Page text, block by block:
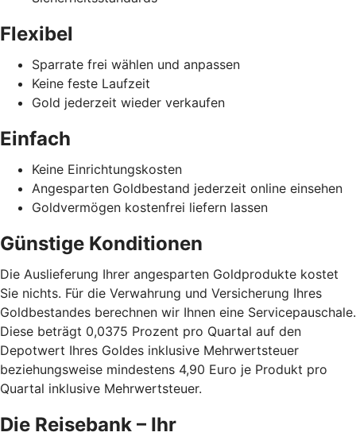
Flexibel
Sparrate frei wählen und anpassen
Keine feste Laufzeit
Gold jederzeit wieder verkaufen
Einfach
Keine Einrichtungskosten
Angesparten Goldbestand jederzeit online einsehen
Goldvermögen kostenfrei liefern lassen
Günstige Konditionen
Die Auslieferung Ihrer angesparten Goldprodukte kostet
Sie nichts. Für die Verwahrung und Versicherung Ihres
Goldbestandes berechnen wir Ihnen eine Servicepauschale.
Diese beträgt 0,0375 Prozent pro Quartal auf den
Depotwert Ihres Goldes inklusive Mehrwertsteuer
beziehungsweise mindestens 4,90 Euro je Produkt pro
Quartal inklusive Mehrwertsteuer.
Die Reisebank – Ihr